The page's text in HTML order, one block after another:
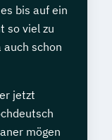
bis auf ein
so viel zu
schon
jetzt
mögen